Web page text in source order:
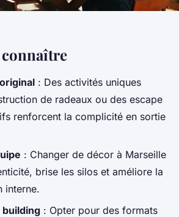
connaître
: Des activités uniques
de radeaux ou des escape
renforcent la complicité en sortie
: Changer de décor à Marseille
brise les silos et améliore la
interne.
: Opter pour des formats